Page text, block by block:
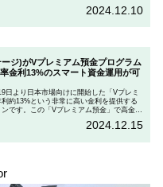
がほぼ定期的に実施している割引コー
2024.12.10
ジ)がVプレミアム預金プログラム
金利13%のスマート資金運用が可
日より日本市場向けに開始した「Vプレミ
約13%という非常に高い金利を提供する
です。この「Vプレミアム預金」で高金利
行いたい人は、この記事をしっかりと読ん
2024.12.15